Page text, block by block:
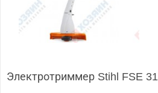
Электротриммер Stihl FSE 31